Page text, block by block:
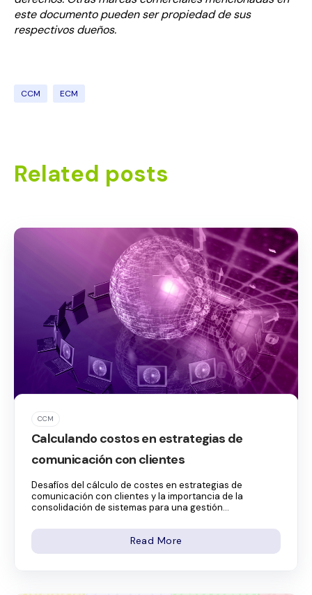
este documento pueden ser propiedad de sus
respectivos dueños.
CCM ECM
Related posts
CCM
Calculando costos en estrategias de
comunicación con clientes
Desafíos del cálculo de costes en estrategias de
comunicación con clientes y la importancia de la
consolidación de sistemas para una gestión...
Read More